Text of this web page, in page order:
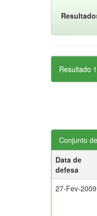
Resultado
Conjunto
Data de
defesa
27-Fev-2009